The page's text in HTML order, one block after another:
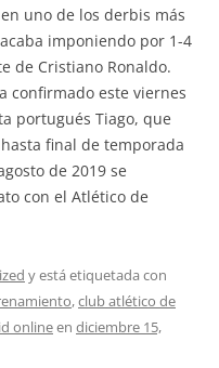
uno de los derbis más
imponiendo por 1-4
de Cristiano Ronaldo.
confirmado este viernes
portugués Tiago, que
final de temporada
de 2019 se
con el Atlético de
y está etiquetada con
,club atlético de
onlineen diciembre 15,